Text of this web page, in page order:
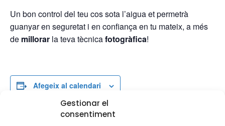
Gestionar el
consentiment
Un bon control del teu cos sota l’aigua et permetrà
guanyar en seguretat i en confiança en tu mateix, a més
de millorar la teva tècnicafotogràfica!
Afegeix al calendari